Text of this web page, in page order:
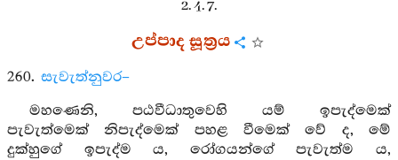
2. 4. 7.
උප්පාද සූත්‍රය
260. සැවැත්නුවර–
මහණෙනි, පඨවීධාතුවෙහි යම් ඉපැද්මෙක්
පැවැත්මෙක් නිපැද්මෙක් පහළ වීමෙක් වේ ද, මේ
දුක්හුගේ ඉපැද්ම ය, රෝගයන්ගේ පැවැත්ම ය,